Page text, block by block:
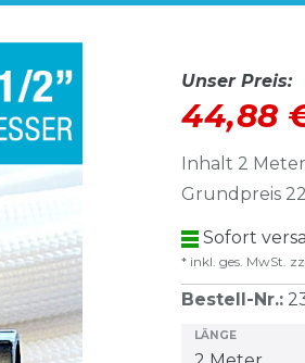
Unser Preis:
44,88
Inhalt 2 Meter
Grundpreis
Sofort
* inkl. ges. MwSt.
Bestell-Nr.:
LÄNGE